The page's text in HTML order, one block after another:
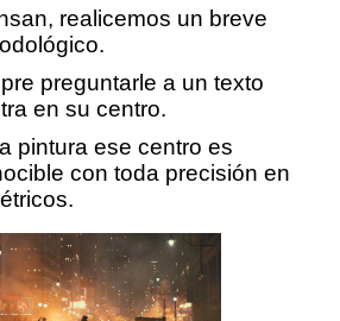
realicemos un breve
preguntarle a un texto
en su centro.
pintura ese centro es
con toda precisión en